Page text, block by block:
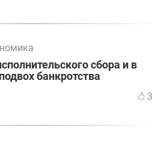
сбора и в
банкротства
3